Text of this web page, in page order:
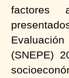
factores
(SNEPE)